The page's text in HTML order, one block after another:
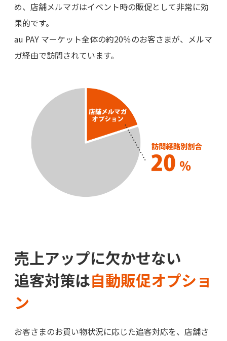
め、店舗メルマガはイベント時の販促として非常に効
果的です。
au PAY マーケット全体の約20％のお客さまが、メルマ
ガ経由で訪問されています。
売上アップに欠かせない
追客対策は自動販促オプショ
ン
お客さまのお買い物状況に応じた追客対応を、店舗さ